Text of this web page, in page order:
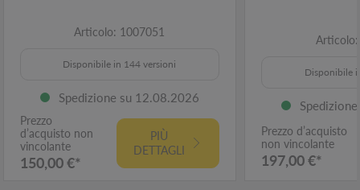
Articolo: 1007051
Disponibile in 144 versioni
Spedizione su 12.08.2026
Prezzo
d’acquisto non
vincolante
150,00 €*
PIÙ
DETTAGLI
Disponibile
Prezzo d’acquisto
non vincolante
197,00 €*